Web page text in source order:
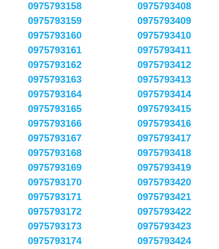
0975793158
0975793159
0975793160
0975793161
0975793162
0975793163
0975793164
0975793165
0975793166
0975793167
0975793168
0975793169
0975793170
0975793171
0975793172
0975793173
0975793174
0975793408
0975793409
0975793410
0975793411
0975793412
0975793413
0975793414
0975793415
0975793416
0975793417
0975793418
0975793419
0975793420
0975793421
0975793422
0975793423
0975793424